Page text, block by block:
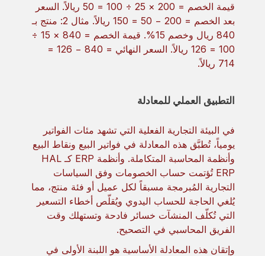
قيمة الخصم = 200 × 25 ÷ 100 = 50 ريالاً. السعر
بعد الخصم = 200 − 50 = 150 ريالاً. مثال 2: منتج بـ
840 ريال وخصم 15%. قيمة الخصم = 840 × 15 ÷
100 = 126 ريالاً. السعر النهائي = 840 − 126 =
714 ريالاً.
التطبيق العملي للمعادلة
في البيئة التجارية الفعلية التي تشهد مئات الفواتير
يومياً، تُطبَّق هذه المعادلة في فواتير البيع ونقاط البيع
وأنظمة المحاسبة المتكاملة. وأنظمة ERP كـ HAL
ERP تُؤتمت حساب الخصومات وفق السياسات
التجارية المُبرمجة مسبقاً لكل عميل أو فئة منتج، مما
يُلغي الحاجة للحساب اليدوي ويُقلّص أخطاء التسعير
التي تُكلّف المنشآت خسائر فادحة وتستهلك وقت
الفريق المحاسبي في التصحيح.
وإتقان هذه المعادلة الأساسية هو اللبنة الأولى في